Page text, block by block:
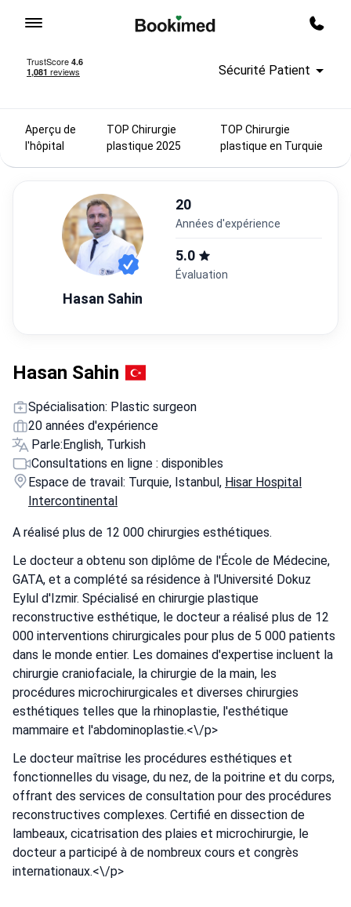
Sécurité Patient
Aperçu de
l'hôpital
TOP Chirurgie
plastique 2025
TOP Chirurgie
plastique en Turquie
Hasan Sahin
20
années d'expérience
5.0
Évaluation
Hasan Sahin
Spécialisation: Plastic surgeon
20 années d'expérience
Parle:English, Turkish
Consultations en ligne : disponibles
Espace de travail: Turquie, Istanbul, Hisar Hospital
Intercontinental
A réalisé plus de 12 000 chirurgies esthétiques.
Le docteur a obtenu son diplôme de l'École de Médecine,
GATA, et a complété sa résidence à l'Université Dokuz
Eylul d'Izmir. Spécialisé en chirurgie plastique
reconstructive esthétique, le docteur a réalisé plus de 12
000 interventions chirurgicales pour plus de 5 000 patients
dans le monde entier. Les domaines d'expertise incluent la
chirurgie craniofaciale, la chirurgie de la main, les
procédures microchirurgicales et diverses chirurgies
esthétiques telles que la rhinoplastie, l'esthétique
mammaire et l'abdominoplastie.<\/p>
Le docteur maîtrise les procédures esthétiques et
fonctionnelles du visage, du nez, de la poitrine et du corps,
offrant des services de consultation pour des procédures
reconstructives complexes. Certifié en dissection de
lambeaux, cicatrisation des plaies et microchirurgie, le
docteur a participé à de nombreux cours et congrès
internationaux.<\/p>